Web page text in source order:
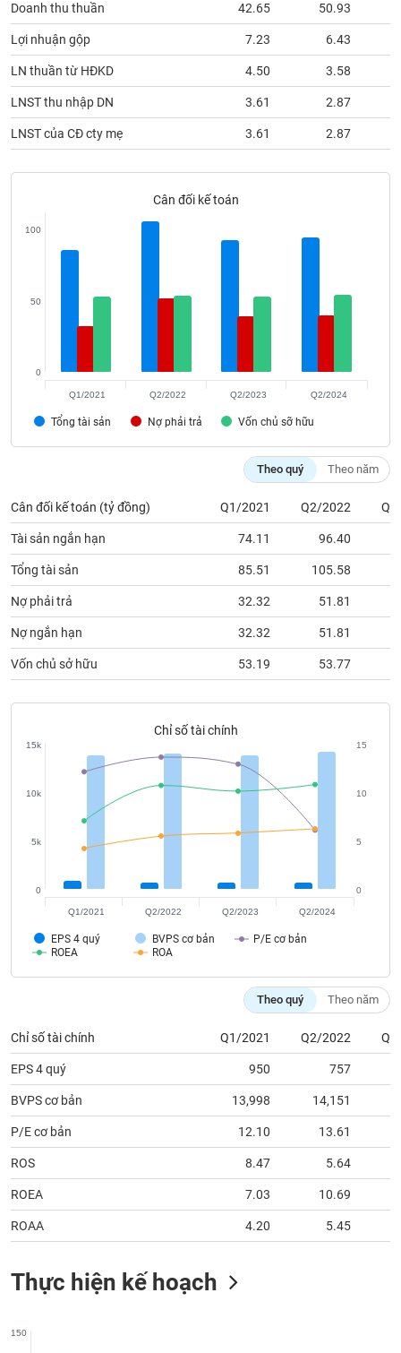
Doanh thu thuần 42.65 50.93
Lợi nhuận gộp 7.23 6.43
LN thuần từ HĐKD 4.50 3.58
LNST thu nhập DN 3.61 2.87
LNST của CĐ cty mẹ 3.61 2.87
Cân đối kế toán
Tổng tài sản Nợ phải trả Vốn chủ sỡ hữu
0
50
100
Q1/2021 Q2/2022 Q2/2023 Q2/2024
Theo quý Theo năm
Cân đối kế toán (tỷ đồng) Q1/2021 Q2/2022
Tài sản ngắn hạn 74.11 96.40
Tổng tài sản 85.51 105.58
Nợ phải trả 32.32 51.81
Nợ ngắn hạn 32.32 51.81
Vốn chủ sở hữu 53.19 53.77
Chỉ số tài chính
EPS 4 quý BVPS cơ bản
P/E cơ bản
ROEA
ROA
0
5k
10k
15k
0
5
10
15
Q1/2021 Q2/2022 Q2/2023 Q2/2024
Theo quý Theo năm
Chỉ số tài chính Q1/2021 Q2/2022
EPS 4 quý 950 757
BVPS cơ bản 13,998 14,151
P/E cơ bản 12.10 13.61
ROS 8.47 5.64
ROEA 7.03 10.69
ROAA 4.20 5.45
Thực hiện kế hoạch
150
Báo
cáo
phân
tích
(-)
Thuật
ngữ
vụ
Đào
chính
Công
cụ
đầu
tư